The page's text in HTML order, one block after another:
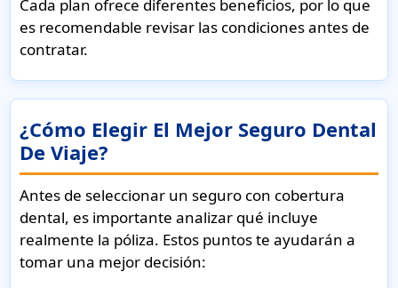
Cada plan ofrece diferentes beneficios, por lo que
es recomendable revisar las condiciones antes de
contratar.
¿Cómo Elegir El Mejor Seguro Dental
De Viaje?
Antes de seleccionar un seguro con cobertura
dental, es importante analizar qué incluye
realmente la póliza. Estos puntos te ayudarán a
tomar una mejor decisión: